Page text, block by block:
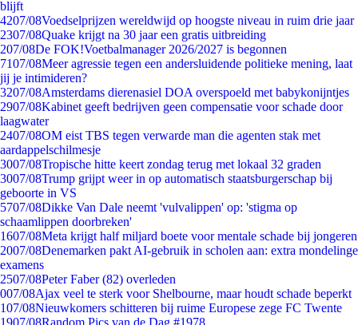
blijft
4207/08Voedselprijzen wereldwijd op hoogste niveau in ruim drie jaar
2307/08Quake krijgt na 30 jaar een gratis uitbreiding
207/08De FOK!Voetbalmanager 2026/2027 is begonnen
7107/08Meer agressie tegen een andersluidende politieke mening, laat
jij je intimideren?
3207/08Amsterdams dierenasiel DOA overspoeld met babykonijntjes
2907/08Kabinet geeft bedrijven geen compensatie voor schade door
laagwater
2407/08OM eist TBS tegen verwarde man die agenten stak met
aardappelschilmesje
3007/08Tropische hitte keert zondag terug met lokaal 32 graden
3007/08Trump grijpt weer in op automatisch staatsburgerschap bij
geboorte in VS
5707/08Dikke Van Dale neemt 'vulvalippen' op: 'stigma op
schaamlippen doorbreken'
1607/08Meta krijgt half miljard boete voor mentale schade bij jongeren
2007/08Denemarken pakt AI-gebruik in scholen aan: extra mondelinge
examens
2507/08Peter Faber (82) overleden
007/08Ajax veel te sterk voor Shelbourne, maar houdt schade beperkt
107/08Nieuwkomers schitteren bij ruime Europese zege FC Twente
1907/08Random Pics van de Dag #1978